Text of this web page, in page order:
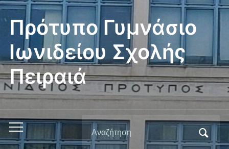
Πρότυπο Γυμνάσιο
Ιωνιδείου Σχολής
Πειραιά
Εναλλαγή
του
Αναζήτηση
για: